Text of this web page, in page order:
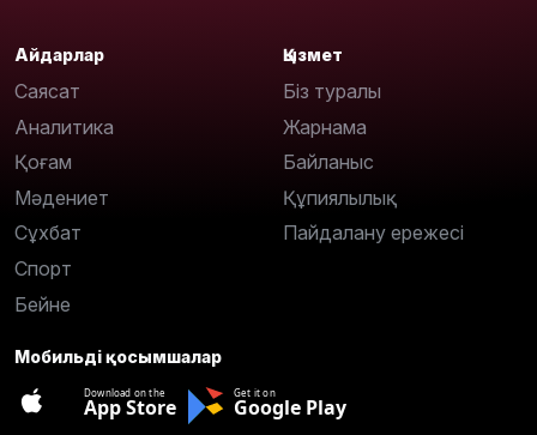
Айдарлар
Саясат
Аналитика
Қоғам
Мәдениет
Сұхбат
Спорт
Бейне
Қызмет
Біз туралы
Жарнама
Байланыс
Құпиялылық
Пайдалану ережесі
Мобильді қосымшалар
Download on the
App Store
Get it on
Google Play